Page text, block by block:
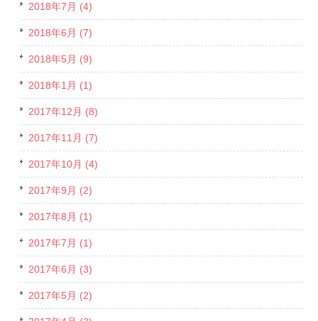
2018年7月 (4)
2018年6月 (7)
2018年5月 (9)
2018年1月 (1)
2017年12月 (8)
2017年11月 (7)
2017年10月 (4)
2017年9月 (2)
2017年8月 (1)
2017年7月 (1)
2017年6月 (3)
2017年5月 (2)